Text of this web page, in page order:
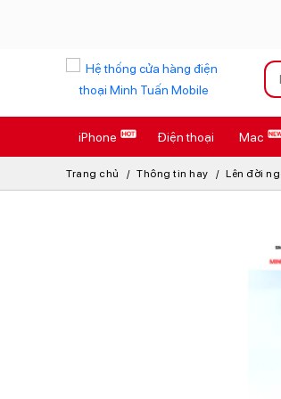
iPhone Điện thoại Mac
Trang chủ Thông tin hay Lên đời